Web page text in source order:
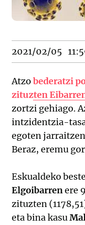
2021/02/05
Atzo bederatzi
zituzten
zortzi gehiago.
intzidentzia-
egoten
Beraz, eremu
Eskualdeko
Elgoibarrenere
zituzten
eta bina kasu